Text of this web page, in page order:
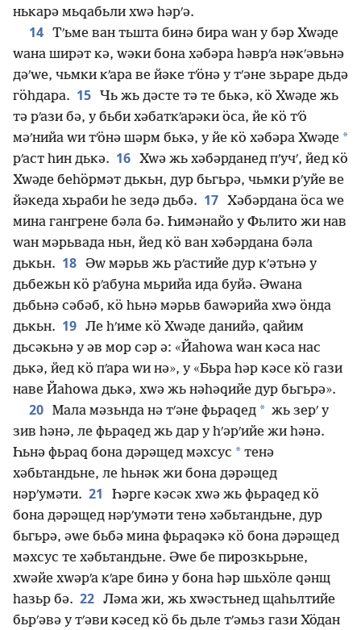
нькарә мьԛабьли хԝә һәрʹә.
14 Тʹьме ван тьшта бинә бира ԝан у бәр Хԝәде
ԝана ширәт кә, ԝәки бона хәбәра һәврʹа нәкʹәвьнә
дәʹԝе, чьмки кʹара ве йәке тʹӧнә у тʹәне зьраре дьдә
гӧһдара. 15
Чь жь дәсте тә те бькә, кӧ Хԝәде жь
тә рʹази бә, у бьби хәбаткʹарәки ӧса, йе кӧ тʹӧ
мәʹнийа ԝи тʹӧнә шәрм бькә, у йе кӧ хәбәра Хԝәде *
рʹаст һин дькә. 16 Хԝә жь хәбәрданед пʹучʹ, йед кӧ
Хԝәде беһӧрмәт дькьн, дур бьгьрә, чьмки рʹуйе ве
йәкеда хьраби һе зедә дьбә. 17 Хәбәрдана ӧса ԝе
мина гангрене бәла бә. Һимәнайо у Фьлито жи нав
ԝан мәрьвада ньн, йед кӧ ван хәбәрдана бәла
дькьн. 18 Әԝ мәрьв жь рʹастийе дур кʹәтьнә у
дьбежьн кӧ рʹабуна мьрийа ида буйә. Әԝана
дьбьнә сәбәб, кӧ һьнә мәрьв баԝәрийа хԝә ӧнда
дькьн. 19 Ле һʹиме кӧ Хԝәде данийә, ԛайим
дьсәкьнә у әв мор сәр ә: «Йаһоԝа ԝан кәса нас
дькә, йед кӧ пʹара ԝи нә», у «Бьра һәр кәсе кӧ гази
наве Йаһоԝа дькә, хԝә жь нәһәԛийе дур бьгьрә».
20 Мала мәзьнда нә тʹәне фьраԛед * жь зерʹ у
зив һәнә, ле фьраԛед жь дар у һʹәрʹийе жи һәнә.
Һьнә фьраԛ бона дәрәщед мәхсус * тенә
хәбьтандьне, ле һьнәк жи бона дәрәщед
нәрʹумәти. 21
Һәрге кәсәк хԝә жь фьраԛед кӧ
бона дәрәщед нәрʹумәти тенә хәбьтандьне, дур
бьгьрә, әԝе бьбә мина фьраԛәкә кӧ бона дәрәщед
мәхсус те хәбьтандьне. Әԝе бе пирозкьрьне,
хԝәйе хԝәрʹа кʹаре бинә у бона һәр шьхӧле ԛәнщ
һазьр бә. 22 Ләма жи, жь хԝәстьнед щаһьлтийе
бьрʹәвә у тʹәви кәсед кӧ бь дьле тʹәмьз гази Хӧдан